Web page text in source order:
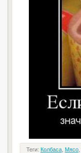
Теги: Колбаса Мясо